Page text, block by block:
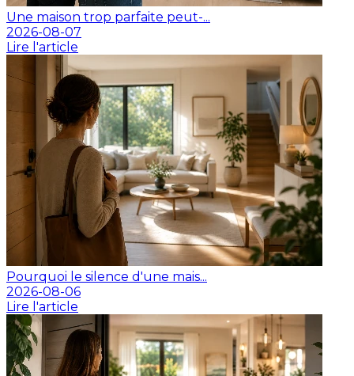
Une maison trop parfaite peut-...
2026-08-07
Lire l'article
Pourquoi le silence d'une mais...
2026-08-06
Lire l'article